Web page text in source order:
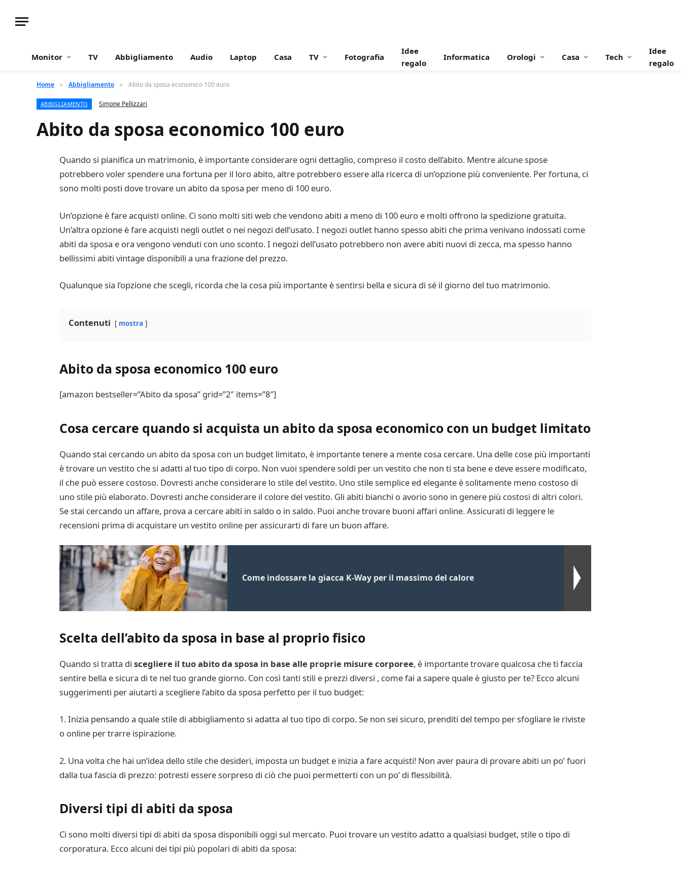
Monitor TV Abbigliamento Audio Laptop Casa TV Fotografia
Idee
regalo
Informatica Orologi Casa Tech
Idee
regalo
Home » Abbigliamento » Abito da sposa economico 100 euro
ABBIGLIAMENTO Simone Pellizzari
Abito da sposa economico 100 euro
Quando si pianifica un matrimonio, è importante considerare ogni dettaglio, compreso il costo dell’abito. Mentre alcune spose
potrebbero voler spendere una fortuna per il loro abito, altre potrebbero essere alla ricerca di un’opzione più conveniente. Per fortuna, ci
sono molti posti dove trovare un abito da sposa per meno di 100 euro.
Un’opzione è fare acquisti online. Ci sono molti siti web che vendono abiti a meno di 100 euro e molti offrono la spedizione gratuita.
Un’altra opzione è fare acquisti negli outlet o nei negozi dell’usato. I negozi outlet hanno spesso abiti che prima venivano indossati come
abiti da sposa e ora vengono venduti con uno sconto. I negozi dell’usato potrebbero non avere abiti nuovi di zecca, ma spesso hanno
bellissimi abiti vintage disponibili a una frazione del prezzo.
Qualunque sia l’opzione che scegli, ricorda che la cosa più importante è sentirsi bella e sicura di sé il giorno del tuo matrimonio.
Contenuti mostra
Abito da sposa economico 100 euro
[amazon bestseller=”Abito da sposa” grid=”2″ items=”8″]
Cosa cercare quando si acquista un abito da sposa economico con un budget limitato
Quando stai cercando un abito da sposa con un budget limitato, è importante tenere a mente cosa cercare. Una delle cose più importanti
è trovare un vestito che si adatti al tuo tipo di corpo. Non vuoi spendere soldi per un vestito che non ti sta bene e deve essere modificato,
il che può essere costoso. Dovresti anche considerare lo stile del vestito. Uno stile semplice ed elegante è solitamente meno costoso di
uno stile più elaborato. Dovresti anche considerare il colore del vestito. Gli abiti bianchi o avorio sono in genere più costosi di altri colori.
Se stai cercando un affare, prova a cercare abiti in saldo o in saldo. Puoi anche trovare buoni affari online. Assicurati di leggere le
recensioni prima di acquistare un vestito online per assicurarti di fare un buon affare.
Come indossare la giacca K-Way per il massimo del calore
Scelta dell’abito da sposa in base al proprio fisico
Quando si tratta di scegliere il tuo abito da sposa in base alle proprie misure corporee, è importante trovare qualcosa che ti faccia
sentire bella e sicura di te nel tuo grande giorno. Con così tanti stili e prezzi diversi , come fai a sapere quale è giusto per te? Ecco alcuni
suggerimenti per aiutarti a scegliere l’abito da sposa perfetto per il tuo budget:
1. Inizia pensando a quale stile di abbigliamento si adatta al tuo tipo di corpo. Se non sei sicuro, prenditi del tempo per sfogliare le riviste
o online per trarre ispirazione.
2. Una volta che hai un’idea dello stile che desideri, imposta un budget e inizia a fare acquisti! Non aver paura di provare abiti un po’ fuori
dalla tua fascia di prezzo: potresti essere sorpreso di ciò che puoi permetterti con un po’ di flessibilità.
Diversi tipi di abiti da sposa
Ci sono molti diversi tipi di abiti da sposa disponibili oggi sul mercato. Puoi trovare un vestito adatto a qualsiasi budget, stile o tipo di
corporatura. Ecco alcuni dei tipi più popolari di abiti da sposa: